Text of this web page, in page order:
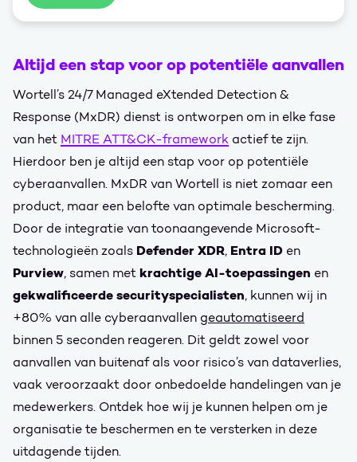
Altijd een stap voor op potentiële aanvallen
Wortell’s 24/7 Managed eXtended Detection &
Response (MxDR) dienst is ontworpen om in elke fase
van het MITRE ATT&CK-framework actief te zijn.
Hierdoor ben je altijd een stap voor op potentiële
cyberaanvallen. MxDR van Wortell is niet zomaar een
product, maar een belofte van optimale bescherming.
Door de integratie van toonaangevende Microsoft-
technologieën zoals Defender XDR, Entra ID en
Purview, samen met krachtige AI-toepassingen en
gekwalificeerde securityspecialisten, kunnen wij in
+80% van alle cyberaanvallen geautomatiseerd
binnen 5 seconden reageren. Dit geldt zowel voor
aanvallen van buitenaf als voor risico’s van dataverlies,
vaak veroorzaakt door onbedoelde handelingen van je
medewerkers. Ontdek hoe wij je kunnen helpen om je
organisatie te beschermen en te versterken in deze
uitdagende tijden.